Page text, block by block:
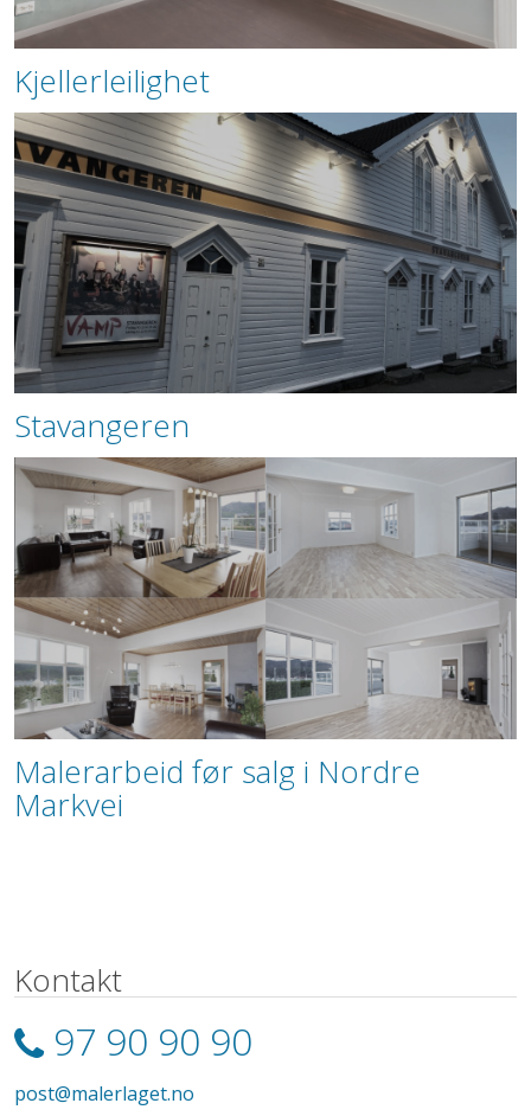
Kjellerleilighet
Stavangeren
Malerarbeid før salg i Nordre
Markvei
Kontakt
97 90 90 90
post@malerlaget.no